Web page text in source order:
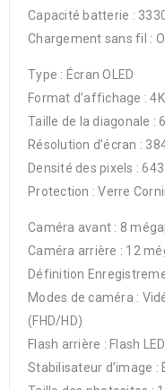
Capacité batterie :
Chargement sans fil :
Type : Écran OLED
Format d’affichage : 4K
Taille de la diagonale :
Résolution d’écran :
Densité des pixels :
Protection : Verre
Caméra avant : 8
Caméra arrière : 12
Définition
Modes de caméra :
(FHD/HD)
Flash arrière : Flash LED
Stabilisateur d’image :